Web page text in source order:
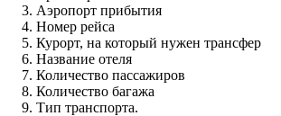
Аэропорт прибытия
Номер рейса
Курорт, на который нужен трансфер
Название отеля
Количество пассажиров
Количество багажа
Тип транспорта.